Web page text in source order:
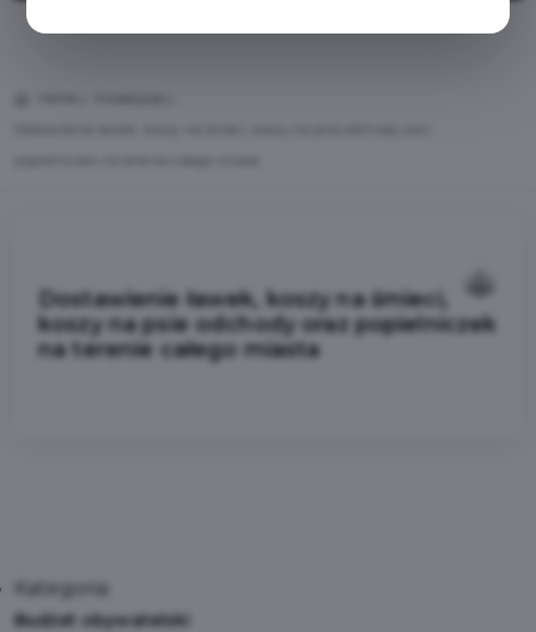
Dostawienie ławek, koszy na śmieci,
koszy na psie odchody oraz popielniczek
na terenie całego miasta
Kategoria:
Budżet obywatelski